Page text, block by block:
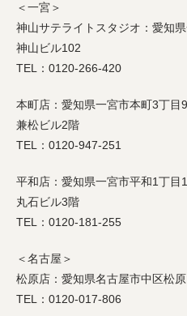
＜一宮＞
神山サテライトスタジオ：愛知
神山ビル102
TEL：0120-266-420
本町店：愛知県一宮市本町3丁目
兼松ビル2階
TEL：0120-947-251
平和店：愛知県一宮市平和1丁目
丸石ビル3階
TEL：0120-181-255
＜名古屋＞
松原店：愛知県名古屋市中区松
TEL：0120-017-806